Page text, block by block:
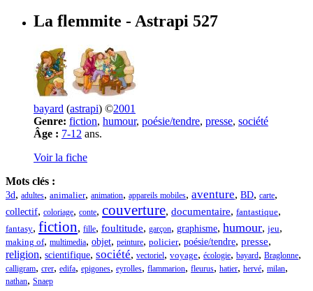
La flemmite - Astrapi 527
bayard (astrapi) ©2001
Genre: fiction, humour, poésie/tendre, presse, société
Âge : 7-12 ans.
Voir la fiche
Mots clés :
3d, adultes, animalier, animation, appareils mobiles, aventure, BD, carte,
collectif, coloriage, conte, couverture, documentaire, fantastique,
fantasy, fiction, fille, foultitude, garçon, graphisme, humour, jeu,
making of, multimedia, objet, peinture, policier, poésie/tendre, presse,
religion, scientifique, société, vectoriel, voyage, écologie, bayard, Braglonne,
calligram, crer, edifa, epigones, eyrolles, flammarion, fleurus, hatier, hervé, milan,
nathan, Snaep